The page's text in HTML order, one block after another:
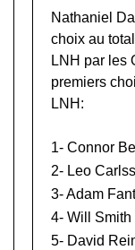
Nathaniel
choix au
LNH par les
premiers
LNH:
1- Connor
2- Leo
3-Adam
4- Will Smith
5- David